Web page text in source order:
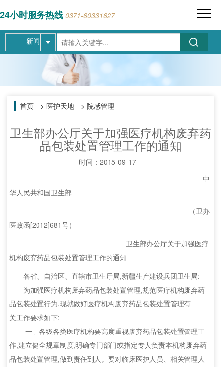
24小时服务热线 0371-60331627
新闻
首页 > 医护天地 > 院感管理
卫生部办公厅关于加强医疗机构废弃药
品包装处置管理工作的通知
时间： 2015-09-17
中
华人民共和国卫生部
（卫办
医政函[2012]681号）
卫生部办公厅关于加强医疗
机构废弃药品包装处置管理工作的通知
各省、自治区、直辖市卫生厅局,新疆生产建设兵团卫生局:
为加强医疗机构废弃药品包装处置管理,规范医疗机构废弃药
品包装处置行为,现就做好医疗机构废弃药品包装处置管理有
关工作要求如下:
一、各级各类医疗机构要高度重视废弃药品包装处置管理工
作,建立健全规章制度,明确专门部门或指定专人负责本机构废弃药
品包装处置管理,做到责任到人。要对临床医护人员、相关管理人